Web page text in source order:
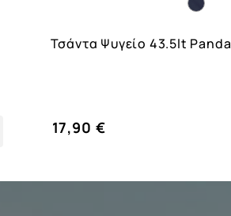
Τσάντα Ψυγείο 43.5lt Panda
17,90 €